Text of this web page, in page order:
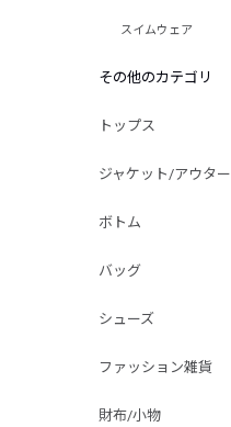
スイムウェア
その他のカテゴリ
トップス
ジャケット/アウター
ボトム
バッグ
シューズ
ファッション雑貨
財布/小物